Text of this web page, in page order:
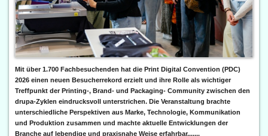
Mit über 1.700 Fachbesuchenden hat die Print Digital Convention (PDC)
2026 einen neuen Besucherrekord erzielt und ihre Rolle als wichtiger
Treffpunkt der Printing-, Brand- und Packaging- Community zwischen den
drupa-Zyklen eindrucksvoll unterstrichen. Die Veranstaltung brachte
unterschiedliche Perspektiven aus Marke, Technologie, Kommunikation
und Produktion zusammen und machte aktuelle Entwicklungen der
Branche auf lebendige und praxisnahe Weise erfahrbar.......